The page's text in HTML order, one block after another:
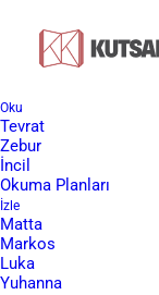
Oku
Tevrat
Zebur
İncil
Okuma Planları
İzle
Matta
Markos
Luka
Yuhanna